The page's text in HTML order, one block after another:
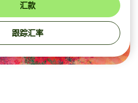
汇款
跟踪汇率